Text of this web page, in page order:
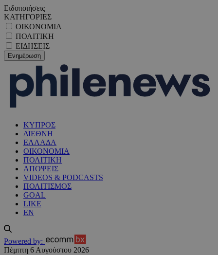
Ειδοποιήσεις
ΚΑΤΗΓΟΡΙΕΣ
ΟΙΚΟΝΟΜΙΑ
ΠΟΛΙΤΙΚΗ
ΕΙΔΗΣΕΙΣ
ΚΥΠΡΟΣ
ΔΙΕΘΝΗ
ΕΛΛΑΔΑ
ΟΙΚΟΝΟΜΙΑ
ΠΟΛΙΤΙΚΗ
ΑΠΟΨΕΙΣ
VIDEOS & PODCASTS
ΠΟΛΙΤΙΣΜΟΣ
GOAL
LIKE
EN
Powered by:
Πέμπτη 6 Αυγούστου 2026